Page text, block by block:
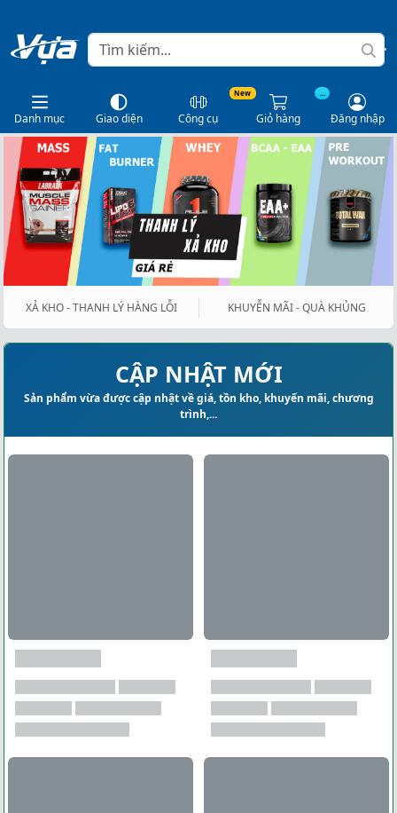
Danh mục Giao diện
New
Công cụ
...
Giỏ hàng Đăng nhập
XẢ KHO - THANH LÝ HÀNG LỖI KHUYỄN MÃI - QUÀ KHỦNG
CẬP NHẬT MỚI
Sản phẩm vừa được cập nhật về giá, tồn kho, khuyến mãi, chương
trình,...